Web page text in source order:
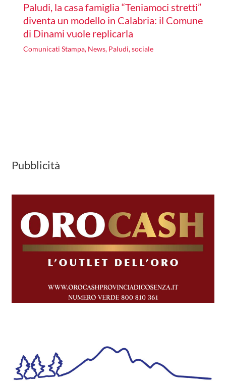
Paludi, la casa famiglia “Teniamoci stretti”
diventa un modello in Calabria: il Comune
di Dinami vuole replicarla
Comunicati Stampa, News, Paludi,sociale
Pubblicità